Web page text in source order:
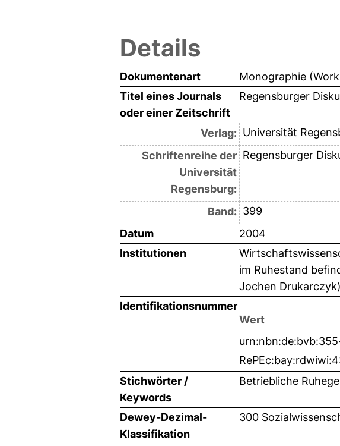
Details
Dokumentenart
Monographie
Titel eines Journals
oder einer Zeitschrift
Regensburger
Verlag: Universität
Schriftenreihe der
Universität
Regensburg:
Regensburger
Band: 399
Datum
2004
Institutionen
im Ruhestand
Jochen Drukarczyk)
Identifikationsnummer
Wert
Stichwörter /
Keywords
Betriebliche
Dewey-Dezimal-
Klassifikation
300